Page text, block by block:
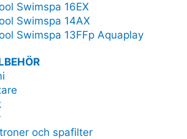
Swimspa 16EX
Swimspa 14AX
Swimspa 13FFp Aquaplay
och spafilter